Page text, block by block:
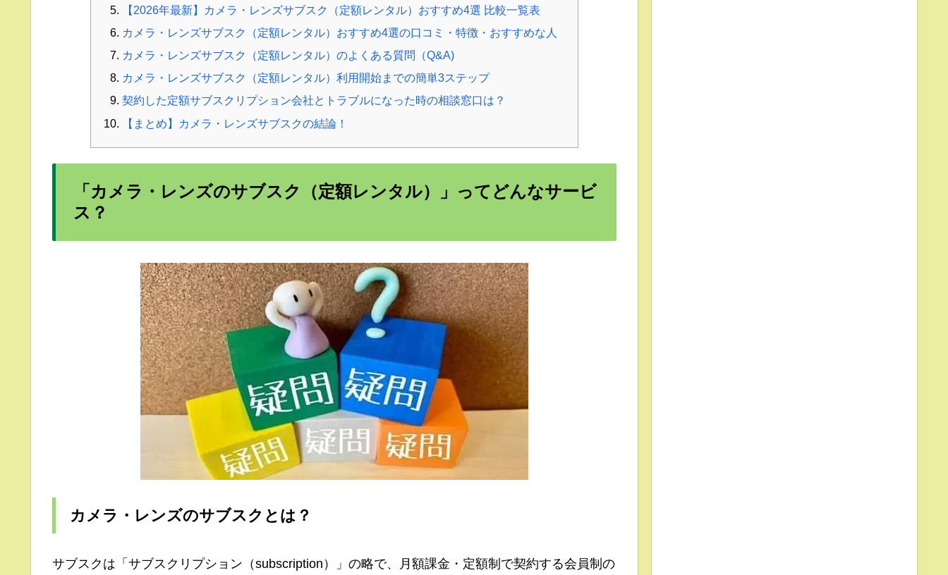
【2026年最新】カメラ・レンズサブスク（定額レンタル）おすすめ4選 比較一覧表
カメラ・レンズサブスク（定額レンタル）おすすめ4選の口コミ・特徴・おすすめな人
カメラ・レンズサブスク（定額レンタル）のよくある質問（Q&A)
カメラ・レンズサブスク（定額レンタル）利用開始までの簡単3ステップ
契約した定額サブスクリプション会社とトラブルになった時の相談窓口は？
【まとめ】カメラ・レンズサブスクの結論！
「カメラ・レンズのサブスク（定額レンタル）」ってどんなサービ
ス？
カメラ・レンズのサブスクとは？
サブスクは「サブスクリプション（subscription）」の略で、月額課金・定額制で契約する会員制の